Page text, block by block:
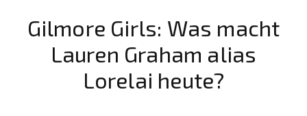
Gilmore Girls: Was macht
Lauren Graham alias
Lorelai heute?